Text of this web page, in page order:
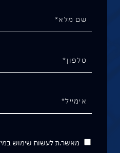
מאשר.ת לעשות שימוש